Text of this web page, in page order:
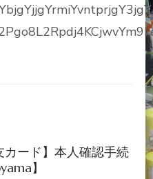
カード】本人確認手続
】